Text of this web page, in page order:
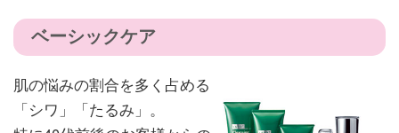
ベーシックケア
肌の悩みの割合を多く占める
「シワ」「たるみ」。